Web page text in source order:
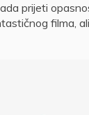
prijeti
filma,